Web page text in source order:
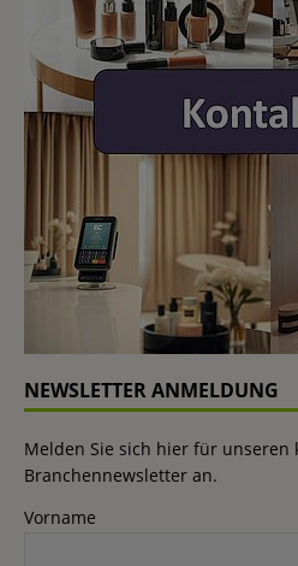
NEWSLETTER ANMELDUNG
Melden Sie sich hier für unseren
Branchennewsletter an.
Vorname